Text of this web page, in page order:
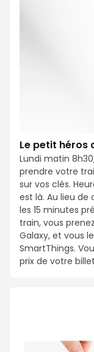
Le petit héros
Lundi matin
prendre votre
sur vos clés.
est là. Au lieu
les 15 minutes
train, vous
Galaxy, et vous
SmartThings.
prix de votre